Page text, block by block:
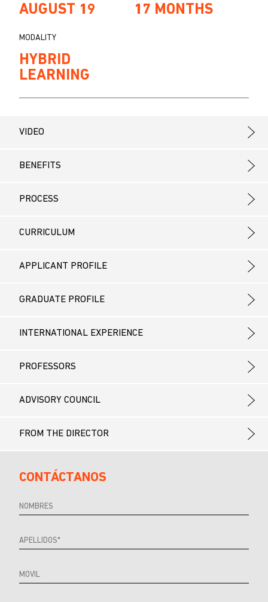
AUGUST 19 17 MONTHS
MODALITY
HYBRID
LEARNING
VIDEO
BENEFITS
PROCESS
CURRICULUM
APPLICANT PROFILE
GRADUATE PROFILE
INTERNATIONAL EXPERIENCE
PROFESSORS
ADVISORY COUNCIL
FROM THE DIRECTOR
CONTÁCTANOS
Referrer
URL
URL